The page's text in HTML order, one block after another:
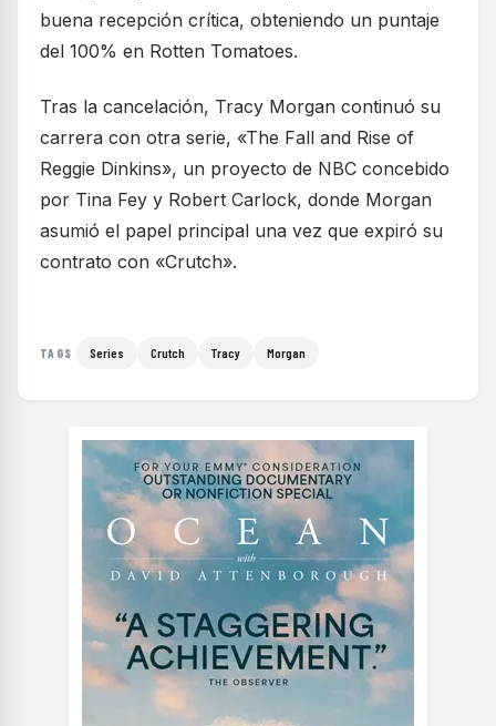
buena recepción crítica, obteniendo un puntaje
del 100% en Rotten Tomatoes.
Tras la cancelación, Tracy Morgan continuó su
carrera con otra serie, «The Fall and Rise of
Reggie Dinkins», un proyecto de NBC concebido
por Tina Fey y Robert Carlock, donde Morgan
asumió el papel principal una vez que expiró su
contrato con «Crutch».
TAGS Series Crutch Tracy Morgan